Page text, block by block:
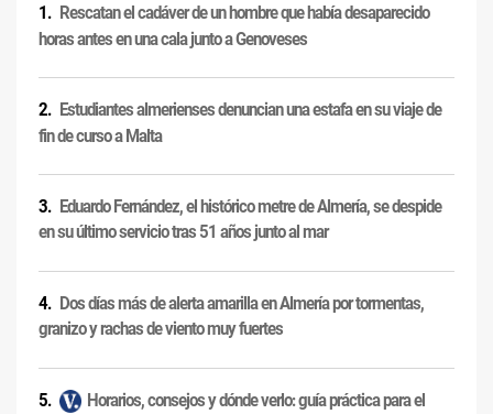
Rescatan el cadáver de un hombre que había desaparecido
horas antes en una cala junto a Genoveses
Estudiantes almerienses denuncian una estafa en su viaje de
fin de curso a Malta
Eduardo Fernández, el histórico metre de Almería, se despide
en su último servicio tras 51 años junto al mar
Dos días más de alerta amarilla en Almería por tormentas,
granizo y rachas de viento muy fuertes
Horarios, consejos y dónde verlo: guía práctica para el